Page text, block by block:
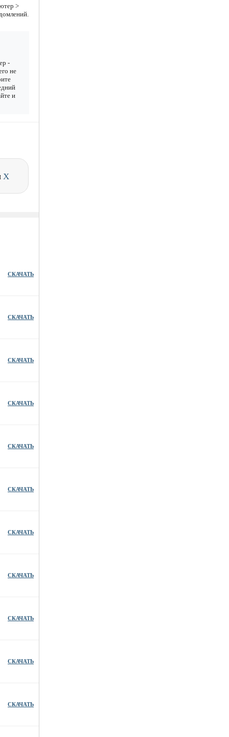
>
-
не
и
X
СКАЧАТЬ
СКАЧАТЬ
СКАЧАТЬ
СКАЧАТЬ
СКАЧАТЬ
СКАЧАТЬ
СКАЧАТЬ
СКАЧАТЬ
СКАЧАТЬ
СКАЧАТЬ
СКАЧАТЬ